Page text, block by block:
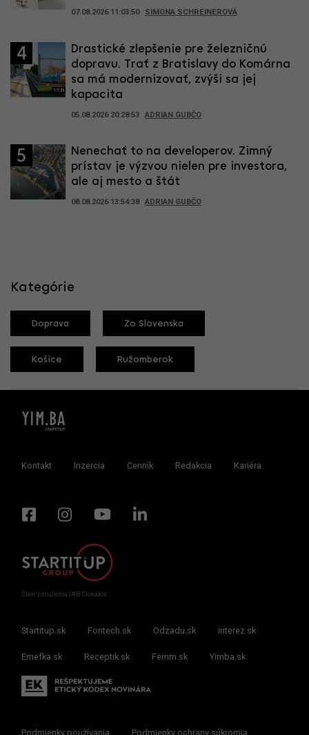
07.08.2026 11:03:50 SIMONA SCHREINEROVÁ
4
Drastické zlepšenie pre železničnú
dopravu. Trať z Bratislavy do Komárna
sa má modernizovať, zvýši sa jej
kapacita
05.08.2026 20:28:53 ADRIAN GUBČO
5
Nenechať to na developerov. Zimný
prístav je výzvou nielen pre investora,
ale aj mesto a štát
08.08.2026 13:54:38 ADRIAN GUBČO
Kategórie
Doprava Zo Slovenska
Košice Ružomberok
Kontakt Inzercia Cenník Redakcia Kariéra
Člen združenia IAB Slovakia
Startitup.sk Fontech.sk Odzadu.sk interez.sk
Emefka.sk Receptik.sk Femm.sk Yimba.sk
Podmienky používania Podmienky ochrany súkromia